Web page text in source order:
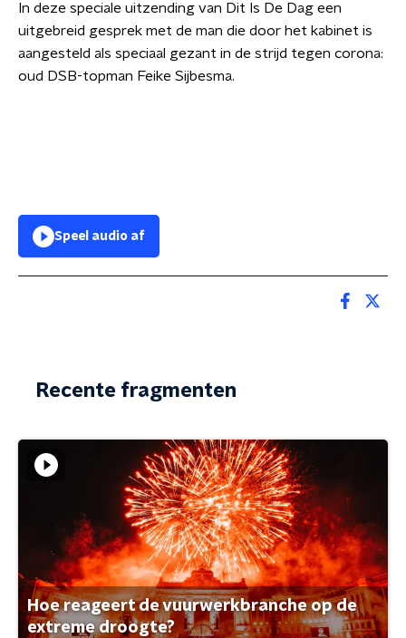
In deze speciale uitzending van Dit Is De Dag een
uitgebreid gesprek met de man die door het kabinet is
aangesteld als speciaal gezant in de strijd tegen corona:
oud DSB-topman Feike Sijbesma.
Speel audio af
Recente fragmenten
Hoe reageert de vuurwerkbranche op de
extreme droogte?